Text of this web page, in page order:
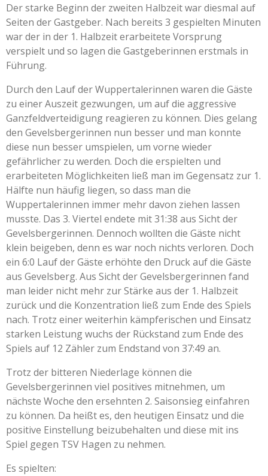
Der starke Beginn der zweiten Halbzeit war diesmal auf
Seiten der Gastgeber. Nach bereits 3 gespielten Minuten
war der in der 1. Halbzeit erarbeitete Vorsprung
verspielt und so lagen die Gastgeberinnen erstmals in
Führung.
Durch den Lauf der Wuppertalerinnen waren die Gäste
zu einer Auszeit gezwungen, um auf die aggressive
Ganzfeldverteidigung reagieren zu können. Dies gelang
den Gevelsbergerinnen nun besser und man konnte
diese nun besser umspielen, um vorne wieder
gefährlicher zu werden. Doch die erspielten und
erarbeiteten Möglichkeiten ließ man im Gegensatz zur 1.
Hälfte nun häufig liegen, so dass man die
Wuppertalerinnen immer mehr davon ziehen lassen
musste. Das 3. Viertel endete mit 31:38 aus Sicht der
Gevelsbergerinnen. Dennoch wollten die Gäste nicht
klein beigeben, denn es war noch nichts verloren. Doch
ein 6:0 Lauf der Gäste erhöhte den Druck auf die Gäste
aus Gevelsberg. Aus Sicht der Gevelsbergerinnen fand
man leider nicht mehr zur Stärke aus der 1. Halbzeit
zurück und die Konzentration ließ zum Ende des Spiels
nach. Trotz einer weiterhin kämpferischen und Einsatz
starken Leistung wuchs der Rückstand zum Ende des
Spiels auf 12 Zähler zum Endstand von 37:49 an.
Trotz der bitteren Niederlage können die
Gevelsbergerinnen viel positives mitnehmen, um
nächste Woche den ersehnten 2. Saisonsieg einfahren
zu können. Da heißt es, den heutigen Einsatz und die
positive Einstellung beizubehalten und diese mit ins
Spiel gegen TSV Hagen zu nehmen.
Es spielten: